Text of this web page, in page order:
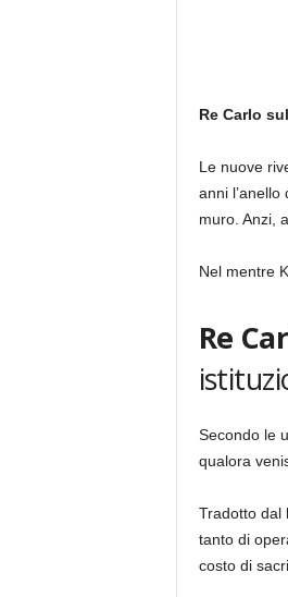
Re Carlo
Le nuove
anni
muro. Anzi,
Nel mentre
Re
Secondo le
qualora
Tradotto dal
tanto di
costo di